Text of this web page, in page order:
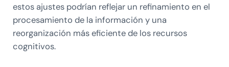
estos ajustes podrían reflejar un refinamiento en el
procesamiento de la información y una
reorganización más eficiente de los recursos
cognitivos.